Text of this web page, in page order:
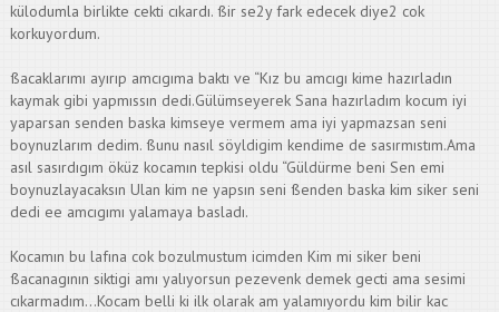
külodumla birlikte cekti cıkardı. ßir se2y fark edecek diye2 cok
korkuyordum.
ßacaklarımı ayırıp amcıgıma baktı ve “Kız bu amcıgı kime hazırladın
kaymak gibi yapmıssın dedi.Gülümseyerek Sana hazırladım kocum iyi
yaparsan senden baska kimseye vermem ama iyi yapmazsan seni
boynuzlarım dedim. ßunu nasıl söyldigim kendime de sasırmıstım.Ama
asıl sasırdıgım öküz kocamın tepkisi oldu “Güldürme beni Sen emi
boynuzlayacaksın Ulan kim ne yapsın seni ßenden baska kim siker seni
dedi ee amcıgımı yalamaya basladı.
Kocamın bu lafına cok bozulmustum icimden Kim mi siker beni
ßacanagının siktigi amı yalıyorsun pezevenk demek gecti ama sesimi
cıkarmadım…Kocam belli ki ilk olarak am yalamıyordu kim bilir kac